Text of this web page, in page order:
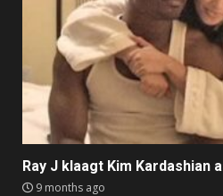
Ray J klaagt Kim Kardashian
9 months ago